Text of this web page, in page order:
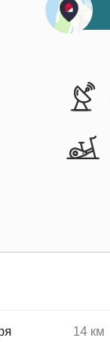
14 км